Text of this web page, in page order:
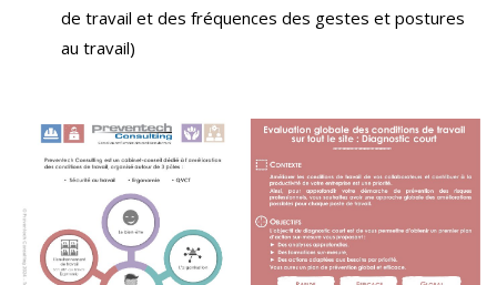
de travail et des fréquences des gestes et postures
au travail)